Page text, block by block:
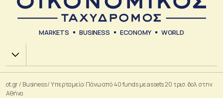
MARKETS BUSINESS ECONOMY WORLD
Χ.Α.
ot.gr/ Business/Υπερταμείο: Πάνω από 40 funds με assets 20 τρισ. δολ. στην
Αθήνα